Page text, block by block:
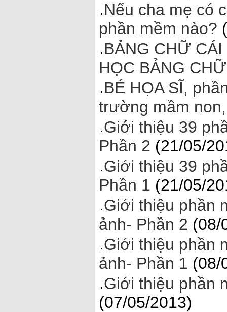
Nếu cha mẹ có
phần mềm nào?
BẢNG CHỮ
HỌC BẢNG
BÉ HỌA SĨ,
trường mầm
Giới thiệu 39
Phần 2 (21/05/
Giới thiệu 39
Phần 1 (21/05/
Giới thiệu phần
ảnh- Phần 2 (08/
Giới thiệu phần
ảnh- Phần 1 (08/
Giới thiệu phần
(07/05/2013)